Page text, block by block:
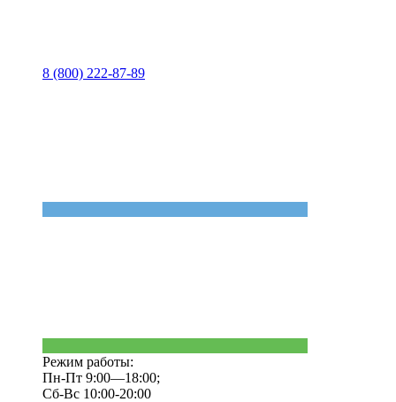
8 (800) 222-87-89
Режим работы:
Пн-Пт 9:00—18:00;
Сб-Вс 10:00-20:00